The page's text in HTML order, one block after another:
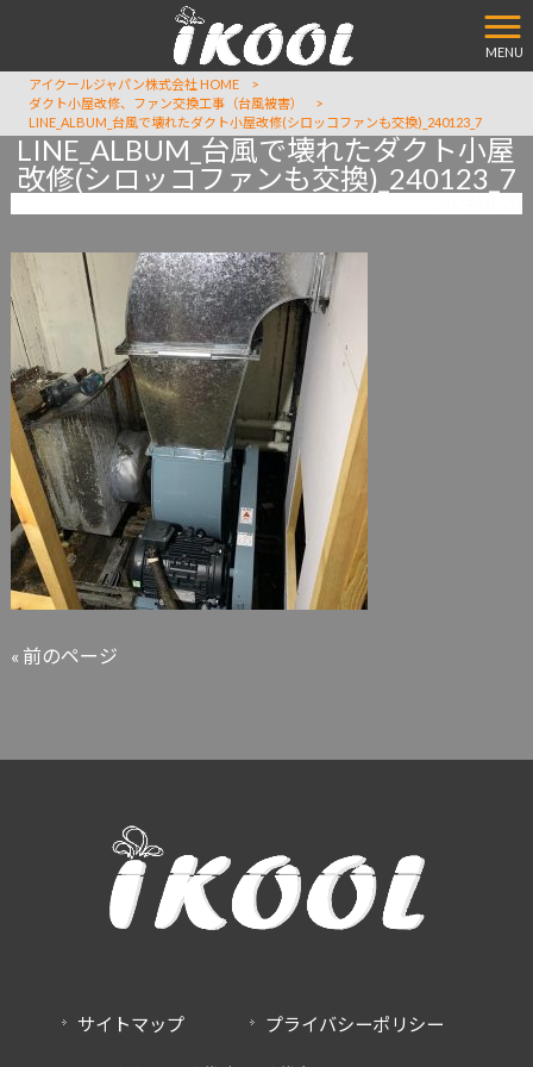
MENU
アイクールジャパン株式会社 HOME
>
ダクト小屋改修、ファン交換工事（台風被害）
>
LINE_ALBUM_台風で壊れたダクト小屋改修(シロッコファンも交換)_240123_7
LINE_ALBUM_台風で壊れたダクト小屋
改修(シロッコファンも交換)_240123_7
« 前のページ
サイトマップ プライバシーポリシー